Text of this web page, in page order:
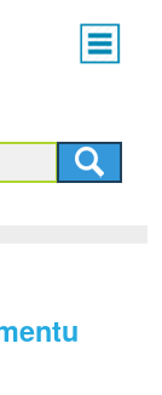
Main
menu